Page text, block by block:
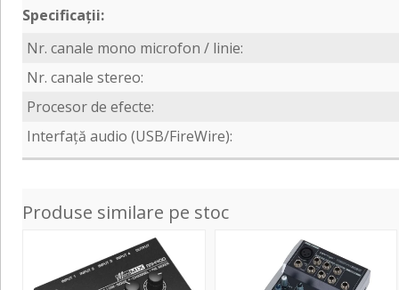
Specificații:
Nr. canale mono microfon / linie:
Nr. canale stereo:
Procesor de efecte:
Interfață audio (USB/FireWire):
Produse similare pe stoc